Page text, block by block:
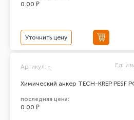
0.00 ₽
Уточнить цену
Химический анкер TECH-KREP PESF
Артикул: - Ед.
последняя цена:
0.00 ₽